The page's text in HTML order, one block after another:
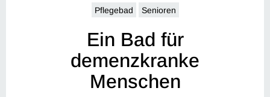
Pflegebad
Senioren
Ein Bad für
demenzkranke
Menschen